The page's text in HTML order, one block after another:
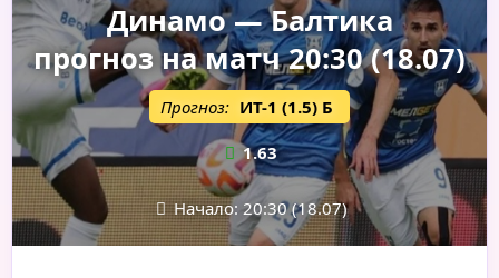
Динамо — Балтика
прогноз на матч 20:30 (18.07)
Прогноз: ИТ-1 (1.5) Б
1.63
Начало: 20:30 (18.07)